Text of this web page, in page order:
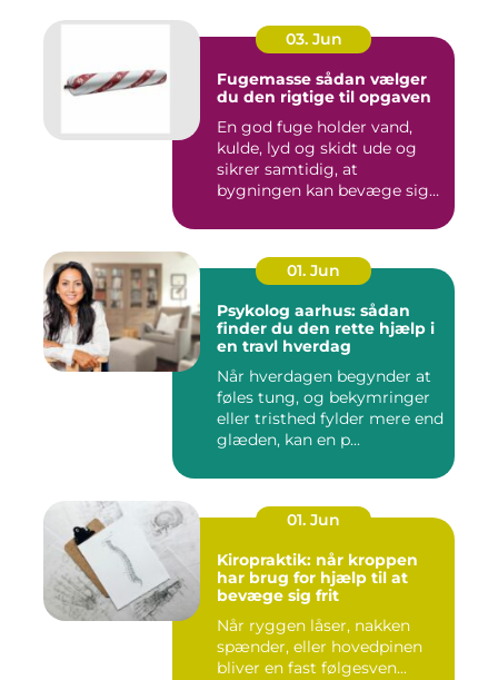
03. Jun
Fugemasse sådan vælger
du den rigtige til opgaven
En god fuge holder vand,
kulde, lyd og skidt ude og
sikrer samtidig, at
bygningen kan bevæge sig
01. Jun
Psykolog aarhus: sådan
finder du den rette hjælp i
en travl hverdag
Når hverdagen begynder at
føles tung, og bekymringer
eller tristhed fylder mere end
glæden, kan en p...
01. Jun
Kiropraktik: når kroppen
har brug for hjælp til at
bevæge sig frit
Når ryggen låser, nakken
spænder, eller hovedpinen
bliver en fast følgesven...